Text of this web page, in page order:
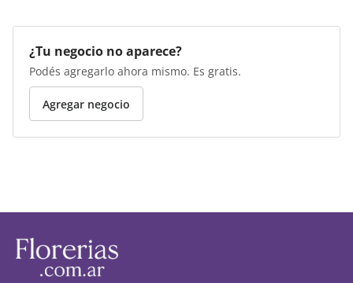
¿Tu negocio no aparece?
Podés agregarlo ahora mismo. Es gratis.
Agregar negocio